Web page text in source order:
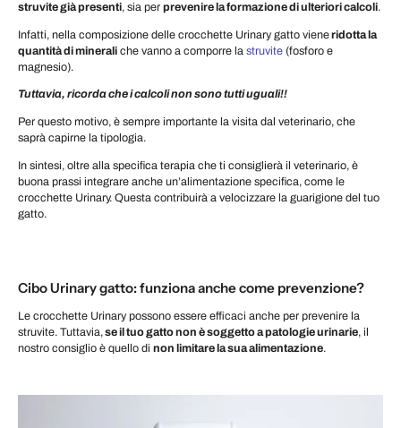
struvite già presenti, sia per prevenire la formazione di ulteriori calcoli.
Infatti, nella composizione delle crocchette Urinary gatto vieneridotta la
quantità di minerali che vanno a comporre la struvite (fosforo e
magnesio).
Tuttavia, ricorda che i calcoli non sono tutti uguali!!
Per questo motivo, è sempre importante la visita dal veterinario, che
saprà capirne la tipologia.
In sintesi, oltre alla specifica terapia che ti consiglierà il veterinario, è
buona prassi integrare anche un’alimentazione specifica, come le
crocchette Urinary. Questa contribuirà a velocizzare la guarigione del tuo
gatto.
Cibo Urinary gatto: funziona anche come prevenzione?
Le crocchette Urinary possono essere efficaci anche per prevenire la
struvite. Tuttavia,se il tuo gatto non è soggetto a patologie urinarie, il
nostro consiglio è quello di non limitare la sua alimentazione.